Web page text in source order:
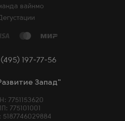
197-77-56
Запад"
7751153620
775101001
вайнмо